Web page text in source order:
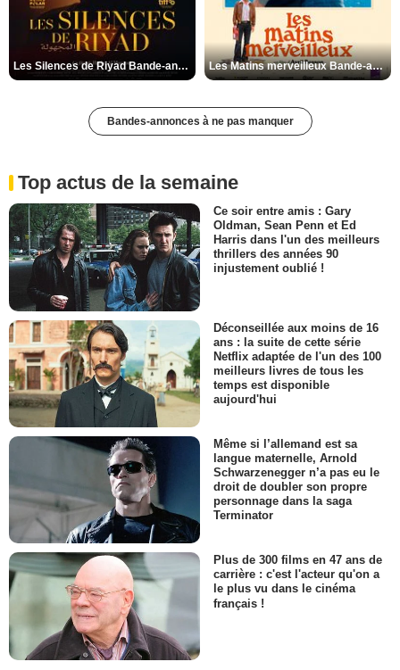
Les Silences de Riyad Bande-annonce VO STFR Les Matins merveilleux Bande-annonce VF
Bandes-annonces à ne pas manquer
Top actus de la semaine
Ce soir entre amis : Gary
Oldman, Sean Penn et Ed
Harris dans l'un des meilleurs
thrillers des années 90
injustement oublié !
Déconseillée aux moins de 16
ans : la suite de cette série
Netflix adaptée de l'un des 100
meilleurs livres de tous les
temps est disponible
aujourd'hui
Même si l’allemand est sa
langue maternelle, Arnold
Schwarzenegger n’a pas eu le
droit de doubler son propre
personnage dans la saga
Terminator
Plus de 300 films en 47 ans de
carrière : c'est l'acteur qu'on a
le plus vu dans le cinéma
français !